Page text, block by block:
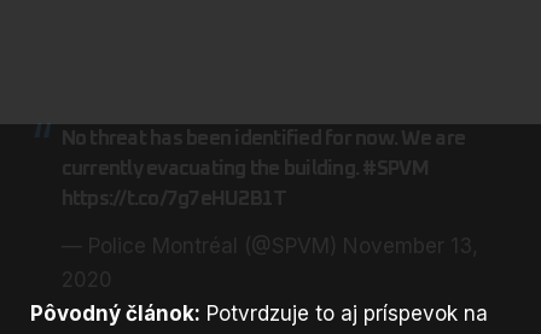
Pôvodný článok: Potvrdzuje to aj príspevok na